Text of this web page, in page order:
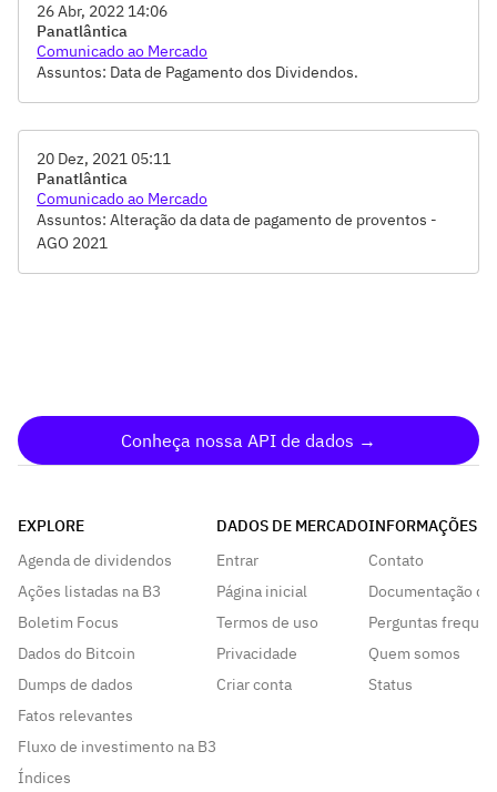
26 Abr, 2022 14:06
Panatlântica
Comunicado ao Mercado
Assuntos: Data de Pagamento dos Dividendos.
20 Dez, 2021 05:11
Panatlântica
Comunicado ao Mercado
Assuntos: Alteração da data de pagamento de proventos -
AGO 2021
Conheça nossa API de dados →
EXPLORE
Agenda de dividendos
Ações listadas na B3
Boletim Focus
Dados do Bitcoin
Dumps de dados
Fatos relevantes
Fluxo de investimento na B3
Índices
DADOS DE MERCADO
Entrar
Página inicial
Termos de uso
Privacidade
Criar conta
INFORMAÇÕES
Contato
Documentação da
Perguntas
Quem somos
Status